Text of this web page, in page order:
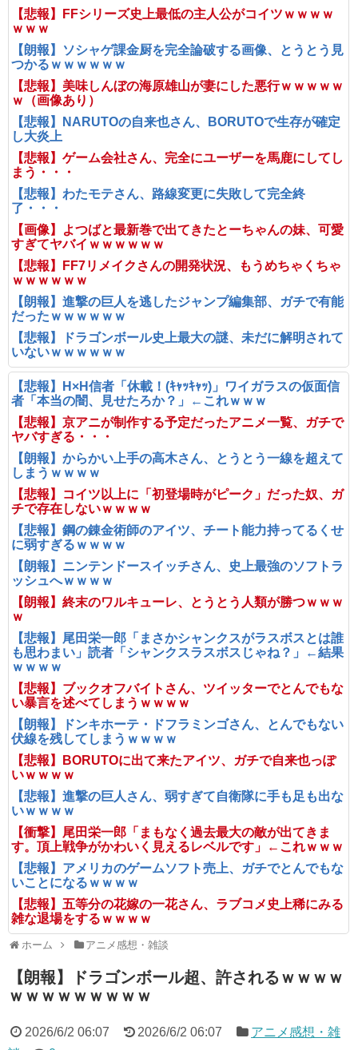
【悲報】FFシリーズ史上最低の主人公がコイツｗｗｗｗ
ｗｗｗ
【朗報】ソシャゲ課金厨を完全論破する画像、とうとう見
つかるｗｗｗｗｗｗ
【悲報】美味しんぼの海原雄山が妻にした悪行ｗｗｗｗｗ
ｗ（画像あり）
【悲報】NARUTOの自来也さん、BORUTOで生存が確定
し大炎上
【悲報】ゲーム会社さん、完全にユーザーを馬鹿にしてし
まう・・・
【悲報】わたモテさん、路線変更に失敗して完全終
了・・・
【画像】よつばと最新巻で出てきたとーちゃんの妹、可愛
すぎてヤバイｗｗｗｗｗｗ
【悲報】FF7リメイクさんの開発状況、もうめちゃくちゃ
ｗｗｗｗｗｗ
【朗報】進撃の巨人を逃したジャンプ編集部、ガチで有能
だったｗｗｗｗｗｗ
【悲報】ドラゴンボール史上最大の謎、未だに解明されて
いないｗｗｗｗｗｗ
【悲報】H×H信者「休載！(ｷｬｯｷｬｯ)」ワイガラスの仮面信
者「本当の闇、見せたろか？」←これｗｗｗ
【悲報】京アニが制作する予定だったアニメ一覧、ガチで
ヤバすぎる・・・
【朗報】からかい上手の高木さん、とうとう一線を超えて
しまうｗｗｗｗ
【悲報】コイツ以上に「初登場時がピーク」だった奴、ガ
チで存在しないｗｗｗｗ
【悲報】鋼の錬金術師のアイツ、チート能力持ってるくせ
に弱すぎるｗｗｗｗ
【朗報】ニンテンドースイッチさん、史上最強のソフトラ
ッシュへｗｗｗｗ
【朗報】終末のワルキューレ、とうとう人類が勝つｗｗｗ
ｗ
【悲報】尾田栄一郎「まさかシャンクスがラスボスとは誰
も思わまい」読者「シャンクスラスボスじゃね？」←結果
ｗｗｗｗ
【悲報】ブックオフバイトさん、ツイッターでとんでもな
い暴言を述べてしまうｗｗｗｗ
【朗報】ドンキホーテ・ドフラミンゴさん、とんでもない
伏線を残してしまうｗｗｗｗ
【悲報】BORUTOに出て来たアイツ、ガチで自来也っぽ
いｗｗｗｗ
【悲報】進撃の巨人さん、弱すぎて自衛隊に手も足も出な
いｗｗｗｗ
【衝撃】尾田栄一郎「まもなく過去最大の敵が出てきま
す。頂上戦争がかわいく見えるレベルです」←これｗｗｗ
【悲報】アメリカのゲームソフト売上、ガチでとんでもな
いことになるｗｗｗｗ
【悲報】五等分の花嫁の一花さん、ラブコメ史上稀にみる
雑な退場をするｗｗｗｗ
ホーム アニメ感想・雑談
【朗報】ドラゴンボール超、許されるｗｗｗｗ
ｗｗｗｗｗｗｗｗｗ
2026/6/2 06:07 2026/6/2 06:07
アニメ感想・雑